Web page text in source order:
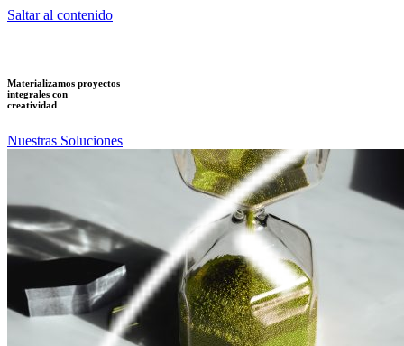
Saltar al contenido
Materializamos proyectos
integrales con
creatividad
Nuestras Soluciones